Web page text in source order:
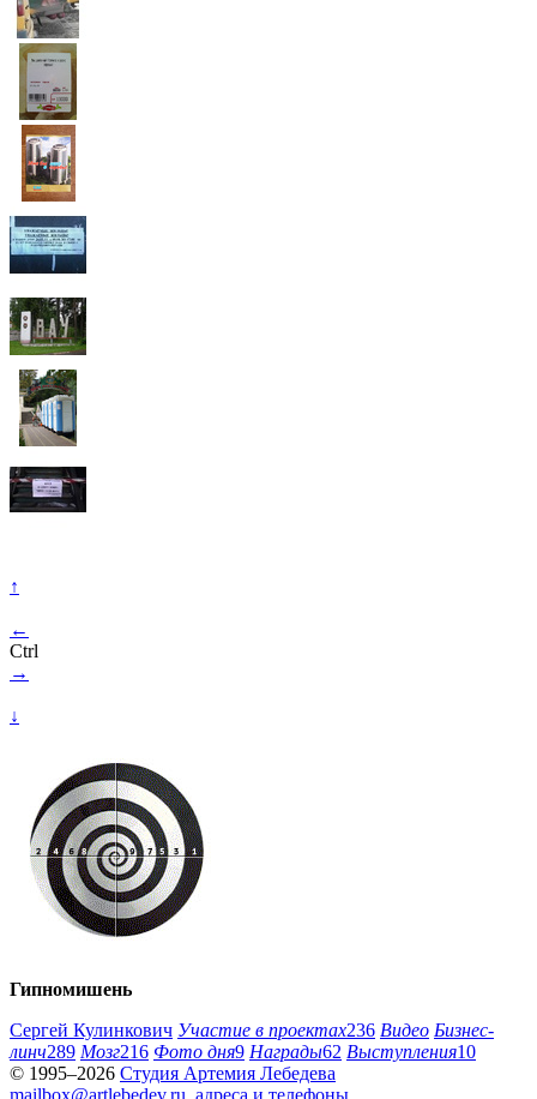
↑
←
Ctrl
→
↓
Гипномишень
Сергей Кулинкович Участие в проектах236 Видео Бизнес-
линч289 Мозг216 Фото дня9 Награды62 Выступления10
© 1995–2026 Студия Артемия Лебедева
mailbox@artlebedev.ru адреса и телефоны